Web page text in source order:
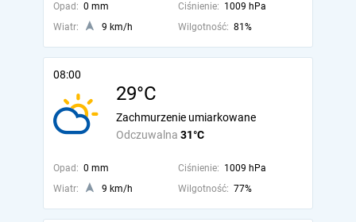
Opad: 0 mm Ciśnienie: 1009 hPa
Wiatr:
9 km/h Wilgotność: 81%
08:00
29°C
Odczuwalna 31°C
Zachmurzenie umiarkowane
Opad: 0 mm Ciśnienie: 1009 hPa
Wiatr:
9 km/h Wilgotność: 77%